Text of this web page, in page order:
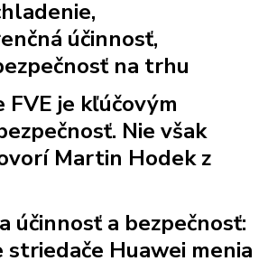
účinnosť,
na trhu
FVE je kľúčovým
Nie však
Martin Hodek z
účinnosť a bezpečnosť:
Huawei menia